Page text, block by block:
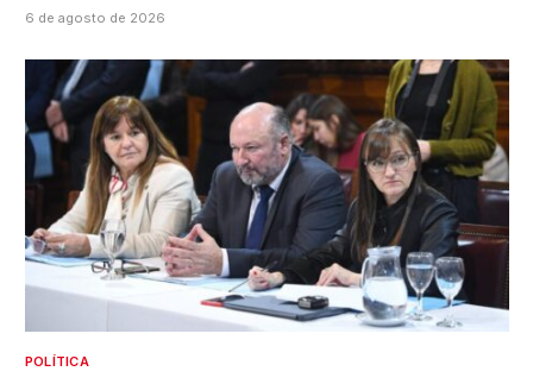
6 de agosto de 2026
POLÍTICA